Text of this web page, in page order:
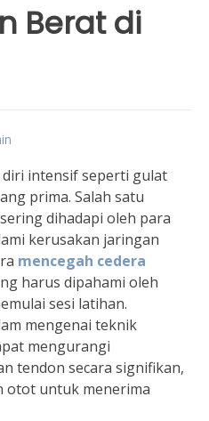
Berat di
intensif seperti gulat
prima. Salah satu
dihadapi oleh para
kerusakan jaringan
mencegah cedera
harus dipahami oleh
sesi latihan.
mengenai teknik
mengurangi
tendon secara signifikan,
otot untuk menerima